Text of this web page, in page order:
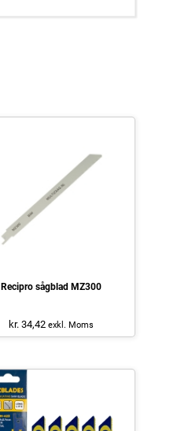
Recipro sågblad MZ300
kr. 34,42 exkl. Moms